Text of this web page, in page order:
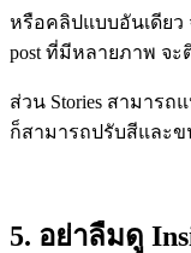
หรือคลิปแบบอันเดียว
post ที่มีหลายภาพ จะ
ส่วน Stories สามารถ
ก็สามารถปรับสีและข
5. อย่าลืมดู